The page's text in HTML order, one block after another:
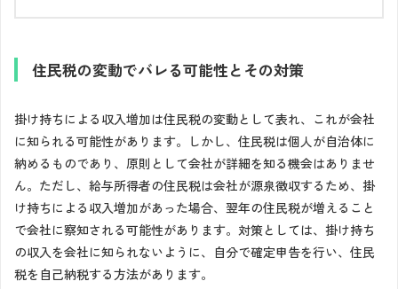
住民税の変動でバレる可能性とその対策
掛け持ちによる収入増加は住民税の変動として表れ、これが会社
に知られる可能性があります。しかし、住民税は個人が自治体に
納めるものであり、原則として会社が詳細を知る機会はありませ
ん。ただし、給与所得者の住民税は会社が源泉徴収するため、掛
け持ちによる収入増加があった場合、翌年の住民税が増えること
で会社に察知される可能性があります。対策としては、掛け持ち
の収入を会社に知られないように、自分で確定申告を行い、住民
税を自己納税する方法があります。